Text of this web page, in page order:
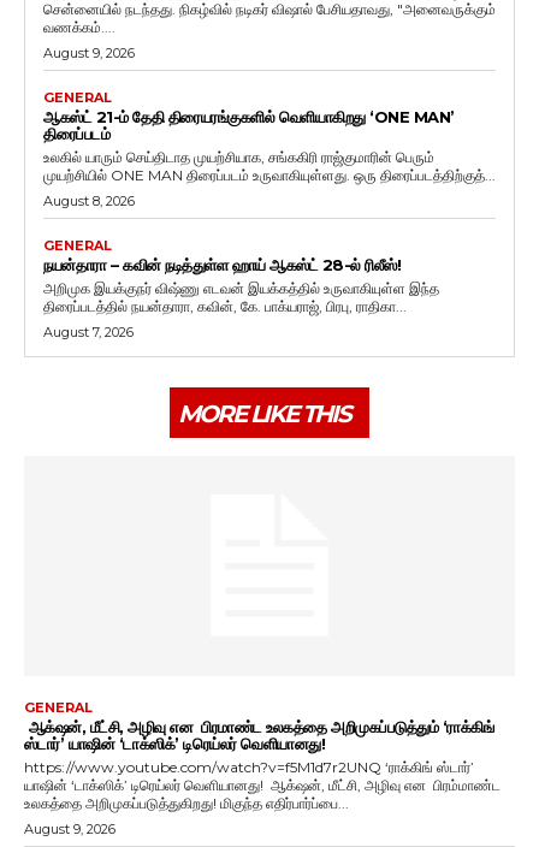
சென்னையில் நடந்தது. நிகழ்வில் நடிகர் விஷால் பேசியதாவது, "அனைவருக்கும்
வணக்கம்....
August 9, 2026
GENERAL
ஆகஸ்ட் 21-ம் தேதி திரையரங்குகளில் வெளியாகிறது ‘ONE MAN’
திரைப்படம்
உலகில் யாரும் செய்திடாத முயற்சியாக, சங்ககிரி ராஜ்குமாரின் பெரும்
முயற்சியில் ONE MAN திரைப்படம் உருவாகியுள்ளது. ஒரு திரைப்படத்திற்குத்...
August 8, 2026
GENERAL
நயன்தாரா – கவின் நடித்துள்ள ஹாய் ஆகஸ்ட் 28-ல் ரிலீஸ்!
அறிமுக இயக்குநர் விஷ்ணு எடவன் இயக்கத்தில் உருவாகியுள்ள இந்த
திரைப்படத்தில் நயன்தாரா, கவின், கே. பாக்யராஜ், பிரபு, ராதிகா...
August 7, 2026
MORE LIKE THIS
GENERAL
ஆக்‌ஷன், மீட்சி, அழிவு என பிரமாண்ட உலகத்தை அறிமுகப்படுத்தும் ‘ராக்கிங்
ஸ்டார்’ யாஷின் ‘டாக்ஸிக்’ டிரெய்லர் வெளியானது!
https://www.youtube.com/watch?v=f5M1d7r2UNQ ‘ராக்கிங் ஸ்டார்’
யாஷின் ‘டாக்ஸிக்’ டிரெய்லர் வெளியானது! ஆக்‌ஷன், மீட்சி, அழிவு என பிரம்மாண்ட
உலகத்தை அறிமுகப்படுத்துகிறது! மிகுந்த எதிர்பார்ப்பை...
August 9, 2026